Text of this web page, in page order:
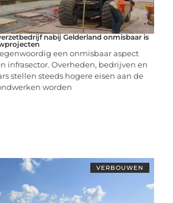
nabij Gelderland onmisbaar is
een onmisbaar aspect
infrasector. Overheden, bedrijven en
stellen steeds hogere eisen aan de
worden
VERBOUWEN